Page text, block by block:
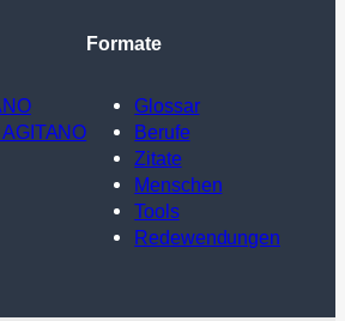
Formate
Glossar
Berufe
Zitate
Menschen
Tools
Redewendungen